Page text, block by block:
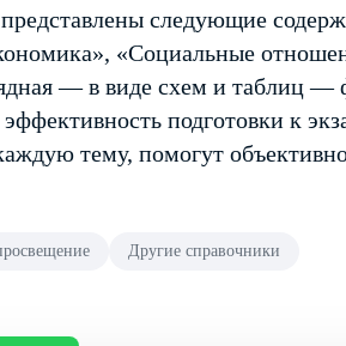
следующие
«Социальные
— в виде схем и таблиц —
подготовки к
тему, помогут
Другие справочники